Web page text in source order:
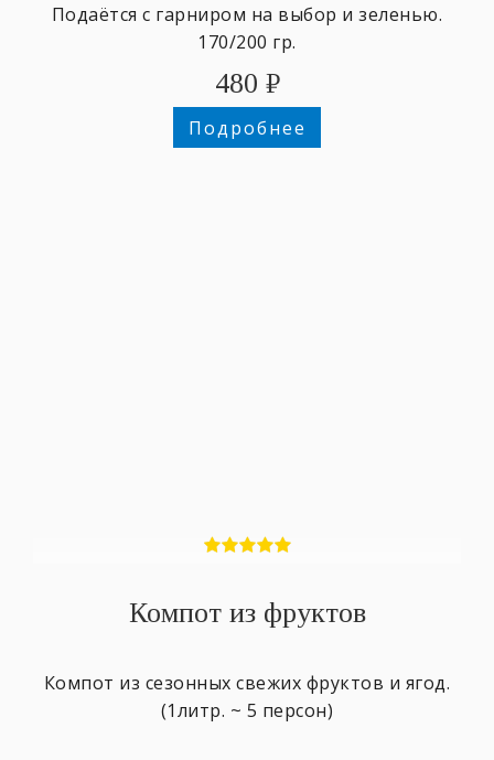
Подаётся с гарниром на выбор и зеленью.
170/200 гр.
480 ₽
Подробнее
Компот из фруктов
Компот из сезонных свежих фруктов и ягод.
(1литр. ~ 5 персон)